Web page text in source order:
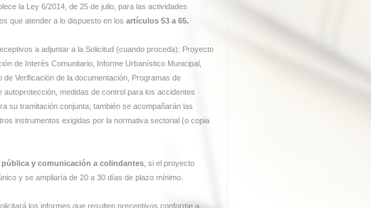
la Ley 6/2014, de 25 de julio, para las actividades
que atender a lo dispuesto en losartículos 53 a 65.
a adjuntar a la Solicitud (cuando proceda): Proyecto
de Interés Comunitario, Informe Urbanístico Municipal,
Verificación de la documentación, Programas de
medidas de control para los accidentes
su tramitación conjunta; también se acompañarán las
instrumentos exigidas por la normativa sectorial (o copia
y comunicación a colindantes , si el proyecto
y se ampliaría de 20 a 30 días de plazo mínimo.
los informes que resulten preceptivos conforme a